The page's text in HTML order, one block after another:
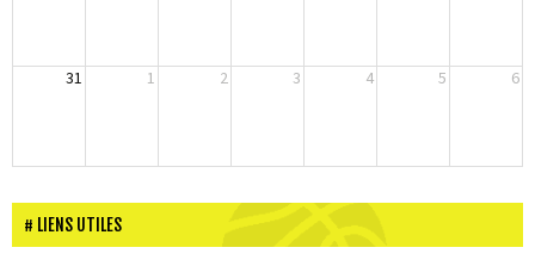
31 1 2 3 4 5 6
LIENS UTILES